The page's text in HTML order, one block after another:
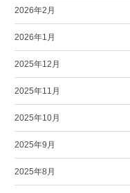
2026年2月
2026年1月
2025年12月
2025年11月
2025年10月
2025年9月
2025年8月